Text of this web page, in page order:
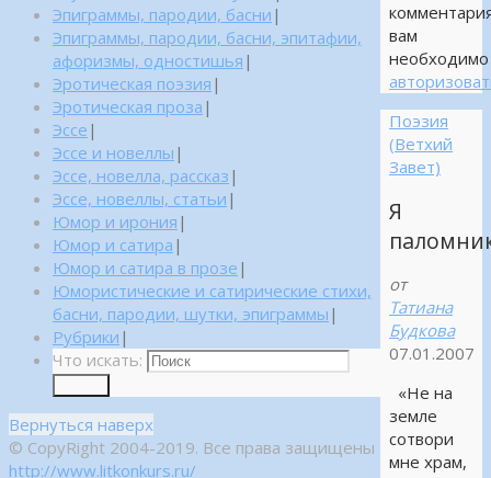
вам
необходимо
Поэзия
(Ветхий
Завет)
Я
от
Татиана
Будкова
07.01.2007
«Не на
земле
сотвори
мне храм,
Эпиграммы, пародии, басни |
Эпиграммы, пародии, басни, эпитафии,
афоризмы, одностишья |
Эротическая поэзия |
Эротическая проза |
Эссе |
Эссе и новеллы |
Эссе, новелла, рассказ |
Эссе, новеллы, статьи |
Юмор и ирония |
Юмор и сатира |
Юмор и сатира в прозе |
Юмористические и сатирические стихи,
басни, пародии, шутки, эпиграммы |
Рубрики |
Что искать:
Вернуться наверх
© CopyRight 2004-2019. Все права защищены
http://www.litkonkurs.ru/